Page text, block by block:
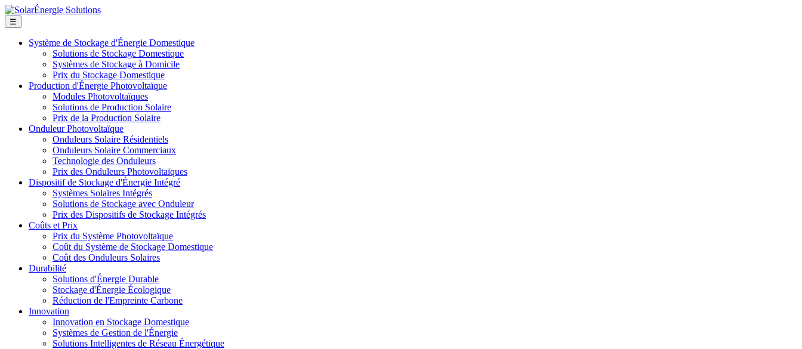
☰
Système de Stockage d'Énergie Domestique
Solutions de Stockage Domestique
Systèmes de Stockage à Domicile
Prix du Stockage Domestique
Production d'Énergie Photovoltaïque
Modules Photovoltaïques
Solutions de Production Solaire
Prix de la Production Solaire
Onduleur Photovoltaïque
Onduleurs Solaire Résidentiels
Onduleurs Solaire Commerciaux
Technologie des Onduleurs
Prix des Onduleurs Photovoltaïques
Dispositif de Stockage d'Énergie Intégré
Systèmes Solaires Intégrés
Solutions de Stockage avec Onduleur
Prix des Dispositifs de Stockage Intégrés
Coûts et Prix
Prix du Système Photovoltaïque
Coût du Système de Stockage Domestique
Coût des Onduleurs Solaires
Durabilité
Solutions d'Énergie Durable
Stockage d'Énergie Écologique
Réduction de l'Empreinte Carbone
Innovation
Innovation en Stockage Domestique
Systèmes de Gestion de l'Énergie
Solutions Intelligentes de Réseau Énergétique